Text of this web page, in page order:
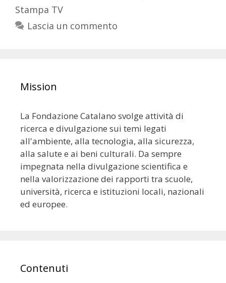
Stampa TV
Lascia un commento
Mission
La Fondazione Catalano svolge attività di
ricerca e divulgazione sui temi legati
all'ambiente, alla tecnologia, alla sicurezza,
alla salute e ai beni culturali. Da sempre
impegnata nella divulgazione scientifica e
nella valorizzazione dei rapporti tra scuole,
università, ricerca e istituzioni locali, nazionali
ed europee.
Contenuti